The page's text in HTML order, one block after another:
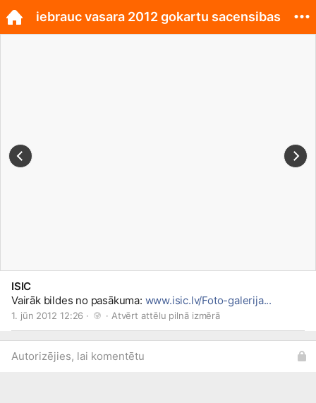
ISIC
Vairāk bildes no pasākuma: www.isic.lv/Foto-galerija...
1. jūn 2012 12:26 · · Atvērt attēlu pilnā izmērā
Autorizējies, lai komentētu
iebrauc vasara 2012 gokartu sacensibas